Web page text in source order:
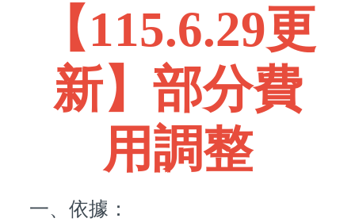
【115.6.29更
新】部分費
用調整
一、依據 ：